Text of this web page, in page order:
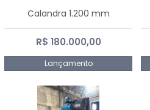
Calandra 1.200 mm
R$ 180.000,00
Lançamento